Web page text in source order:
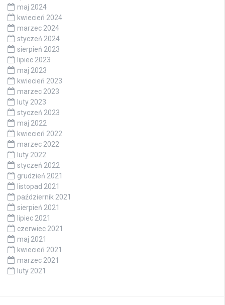
maj 2024
kwiecień 2024
marzec 2024
styczeń 2024
sierpień 2023
lipiec 2023
maj 2023
kwiecień 2023
marzec 2023
luty 2023
styczeń 2023
maj 2022
kwiecień 2022
marzec 2022
luty 2022
styczeń 2022
grudzień 2021
listopad 2021
październik 2021
sierpień 2021
lipiec 2021
czerwiec 2021
maj 2021
kwiecień 2021
marzec 2021
luty 2021